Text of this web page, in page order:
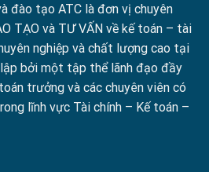
đào tạo ATC là đơn vị chuyên
TẠO và TƯ VẤN về kế toán – tài
nghiệp và chất lượng cao tại
bởi một tập thể lãnh đạo đầy
trưởng và các chuyên viên có
lĩnh vực Tài chính – Kế toán –